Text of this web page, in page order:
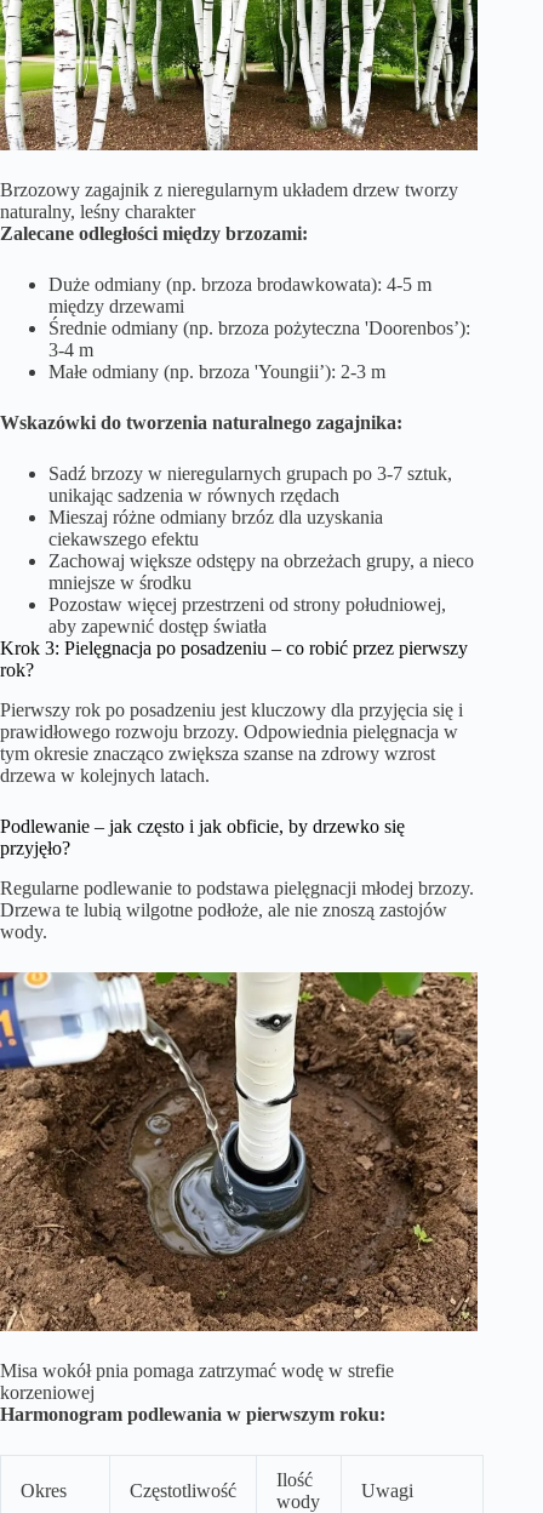
Brzozowy zagajnik z nieregularnym układem drzew tworzy
naturalny, leśny charakter
Zalecane odległości między brzozami:
Duże odmiany (np. brzoza brodawkowata): 4-5 m
między drzewami
Średnie odmiany (np. brzoza pożyteczna 'Doorenbos’):
3-4 m
Małe odmiany (np. brzoza 'Youngii’): 2-3 m
Wskazówki do tworzenia naturalnego zagajnika:
Sadź brzozy w nieregularnych grupach po 3-7 sztuk,
unikając sadzenia w równych rzędach
Mieszaj różne odmiany brzóz dla uzyskania
ciekawszego efektu
Zachowaj większe odstępy na obrzeżach grupy, a nieco
mniejsze w środku
Pozostaw więcej przestrzeni od strony południowej,
aby zapewnić dostęp światła
Krok 3: Pielęgnacja po posadzeniu – co robić przez pierwszy
rok?
Pierwszy rok po posadzeniu jest kluczowy dla przyjęcia się i
prawidłowego rozwoju brzozy. Odpowiednia pielęgnacja w
tym okresie znacząco zwiększa szanse na zdrowy wzrost
drzewa w kolejnych latach.
Podlewanie – jak często i jak obficie, by drzewko się
przyjęło?
Regularne podlewanie to podstawa pielęgnacji młodej brzozy.
Drzewa te lubią wilgotne podłoże, ale nie znoszą zastojów
wody.
Misa wokół pnia pomaga zatrzymać wodę w strefie
korzeniowej
Harmonogram podlewania w pierwszym roku:
Okres Częstotliwość
Ilość
wody
Uwagi